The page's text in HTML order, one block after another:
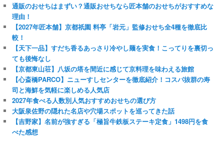
通販のおせちはまずい？通販おせちなら匠本舗のおせちがおすすめな
理由！
【2027年匠本舗】京都祇園 料亭「岩元」監修おせち全4種を徹底比
較！
【天下一品】すだち香るあっさり冷やし麺を実食！こってりを裏切っ
ても後悔なし
【京都東山荘】八坂の塔を間近に感じて京料理を味わえる旅館
【心斎橋PARCO】ニューすしセンターを徹底紹介！コスパ抜群の寿
司と海鮮を気軽に楽しめる人気店
2027年食べる人数別人気おすすめおせちの選び方
大阪泉佐野の隠れた名店や穴場スポットを巡ってきた話
【吉野家】名前が強すぎる「極旨牛鉄板ステーキ定食」1498円を食
べた感想